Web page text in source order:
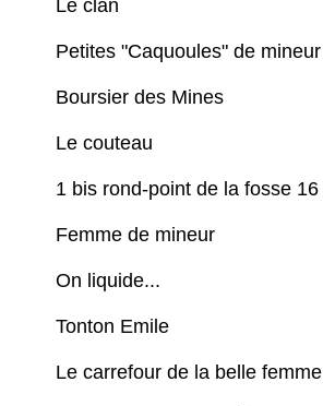
Le clan
Petites "Caquoules" de mineur
Boursier des Mines
Le couteau
1 bis rond-point de la fosse 16
Femme de mineur
On liquide...
Tonton Emile
Le carrefour de la belle femme